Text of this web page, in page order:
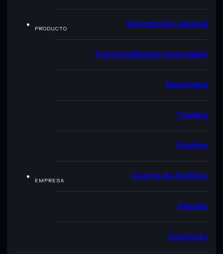
PRODUCTO Descripción general
Funcionalidades esenciales
Seguridad
Trading
Staking
EMPRESA Acerca de Solflare
Empleo
Contacto